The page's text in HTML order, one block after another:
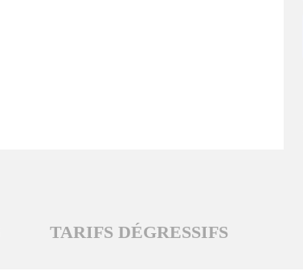
TARIFS DÉGRESSIFS